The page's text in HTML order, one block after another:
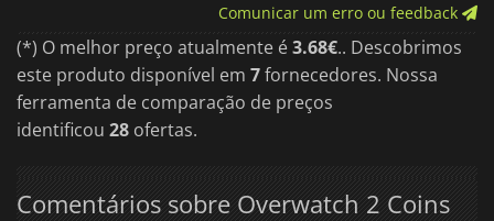
Comunicar um erro ou feedback
(*) O melhor preço atualmente é3.68€.. Descobrimos
este produto disponível em 7fornecedores. Nossa
ferramenta de comparação de preços
identificou 28 ofertas.
Comentários sobre Overwatch 2 Coins